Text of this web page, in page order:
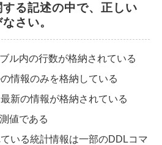
る記述の中で、正しい
さい。
ル内の行数が格納されている
情報のみを格納している
新の情報が格納されている
値である
いる統計情報は一部のDDLコマ